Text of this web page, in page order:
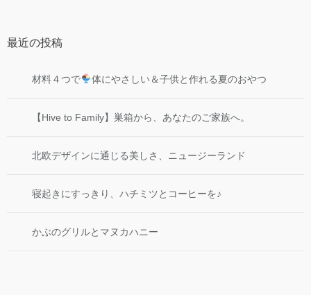
最近の投稿
材料４つで 体にやさしい＆子供と作れる夏のおやつ
【Hive to Family】巣箱から、あなたのご家族へ。
北欧デザインに通じる美しさ、ニュージーランド
寝起きにすっきり、ハチミツとコーヒーを♪
かぶのグリルとマヌカハニー